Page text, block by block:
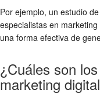
Por ejemplo, un estudio
especialistas en
una forma efectiva de
¿Cuáles son
marketing